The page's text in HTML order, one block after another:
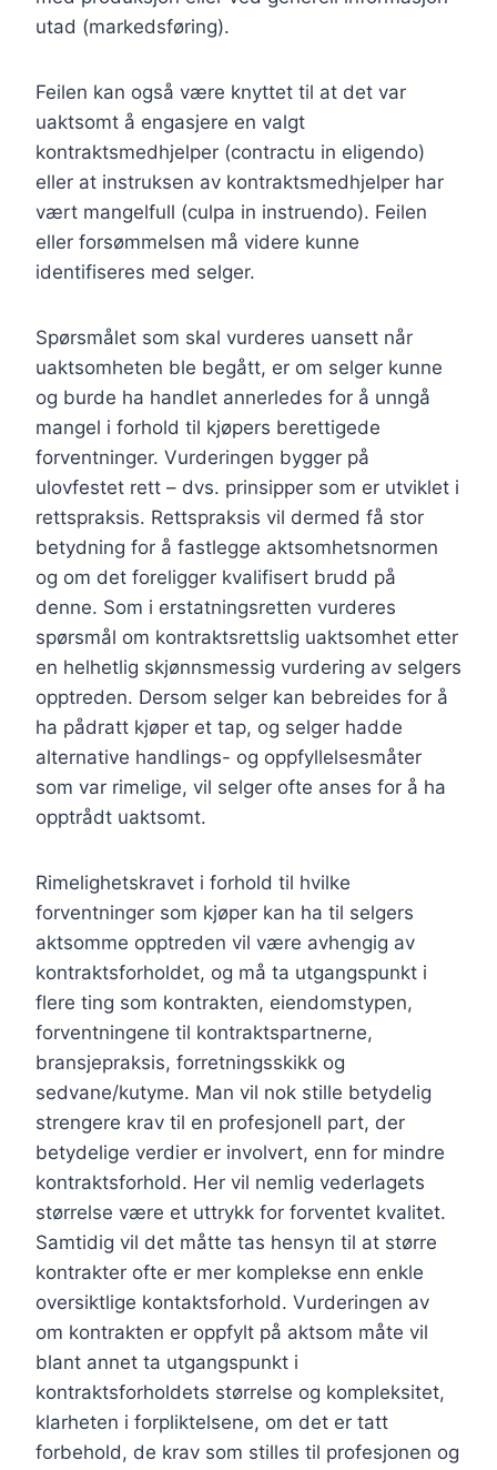
utad (markedsføring).
Feilen kan også være knyttet til at det var
uaktsomt å engasjere en valgt
kontraktsmedhjelper (contractu in eligendo)
eller at instruksen av kontraktsmedhjelper har
vært mangelfull (culpa in instruendo). Feilen
eller forsømmelsen må videre kunne
identifiseres med selger.
Spørsmålet som skal vurderes uansett når
uaktsomheten ble begått, er om selger kunne
og burde ha handlet annerledes for å unngå
mangel i forhold til kjøpers berettigede
forventninger. Vurderingen bygger på
ulovfestet rett – dvs. prinsipper som er utviklet i
rettspraksis. Rettspraksis vil dermed få stor
betydning for å fastlegge aktsomhetsnormen
og om det foreligger kvalifisert brudd på
denne. Som i erstatningsretten vurderes
spørsmål om kontraktsrettslig uaktsomhet etter
en helhetlig skjønnsmessig vurdering av selgers
opptreden. Dersom selger kan bebreides for å
ha pådratt kjøper et tap, og selger hadde
alternative handlings- og oppfyllelsesmåter
som var rimelige, vil selger ofte anses for å ha
opptrådt uaktsomt.
Rimelighetskravet i forhold til hvilke
forventninger som kjøper kan ha til selgers
aktsomme opptreden vil være avhengig av
kontraktsforholdet, og må ta utgangspunkt i
flere ting som kontrakten, eiendomstypen,
forventningene til kontraktspartnerne,
bransjepraksis, forretningsskikk og
sedvane/kutyme. Man vil nok stille betydelig
strengere krav til en profesjonell part, der
betydelige verdier er involvert, enn for mindre
kontraktsforhold. Her vil nemlig vederlagets
størrelse være et uttrykk for forventet kvalitet.
Samtidig vil det måtte tas hensyn til at større
kontrakter ofte er mer komplekse enn enkle
oversiktlige kontaktsforhold. Vurderingen av
om kontrakten er oppfylt på aktsom måte vil
blant annet ta utgangspunkt i
kontraktsforholdets størrelse og kompleksitet,
klarheten i forpliktelsene, om det er tatt
forbehold, de krav som stilles til profesjonen og